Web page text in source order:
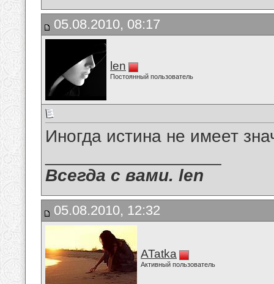
05.08.2010, 08:17
len
Постоянный пользователь
Иногда истина не имеет
Всегда с вами. len
05.08.2010, 12:32
ATatka
Активный пользователь